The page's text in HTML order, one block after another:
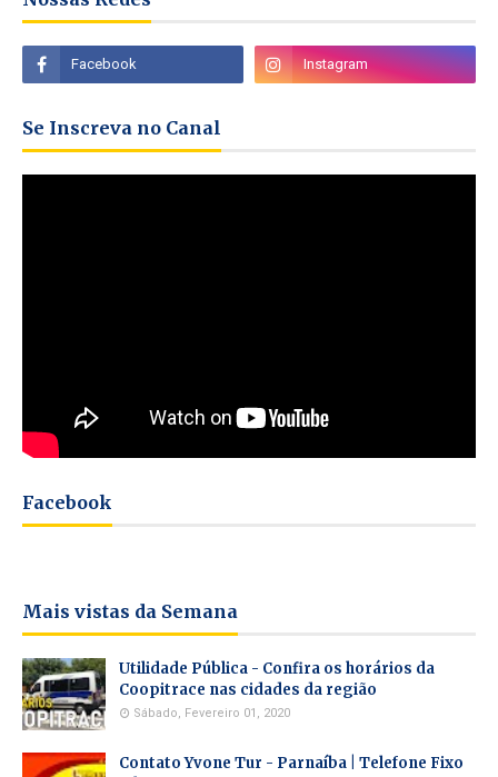
Se Inscreva no Canal
Facebook
Mais vistas da Semana
Utilidade Pública - Confira os horários da
Coopitrace nas cidades da região
Sábado, Fevereiro 01, 2020
Contato Yvone Tur - Parnaíba | Telefone Fixo